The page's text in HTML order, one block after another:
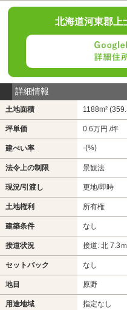
北海道河東郡上
詳細情報
土地面積 1188m²
坪単価 0.6万円 /坪
建ぺい率 -(%)
法令上の制限 景観法
現況/引渡し 更地/即時
土地権利 所有権
建築条件 なし
接道状況 接道: 北 7.3
セットバック なし
地目 原野
用途地域 指定なし